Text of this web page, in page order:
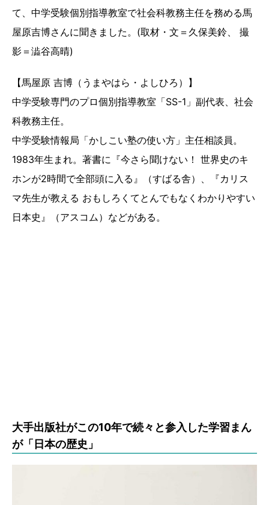
て、中学受験個別指導教室で社会科教務主任を務める馬
屋原吉博さんに聞きました。(取材・文＝久保美鈴、 撮
影＝澁谷高晴)
【馬屋原 吉博（うまやはら・よしひろ）】
中学受験専門のプロ個別指導教室「SS-1」副代表、社会
科教務主任。
中学受験情報局「かしこい塾の使い方」主任相談員。
1983年生まれ。著書に『今さら聞けない！ 世界史のキ
ホンが2時間で全部頭に入る』（すばる舎）、『カリス
マ先生が教える おもしろくてとんでもなくわかりやすい
日本史』（アスコム）などがある。
大手出版社がこの10年で続々と参入した学習まん
が「日本の歴史」